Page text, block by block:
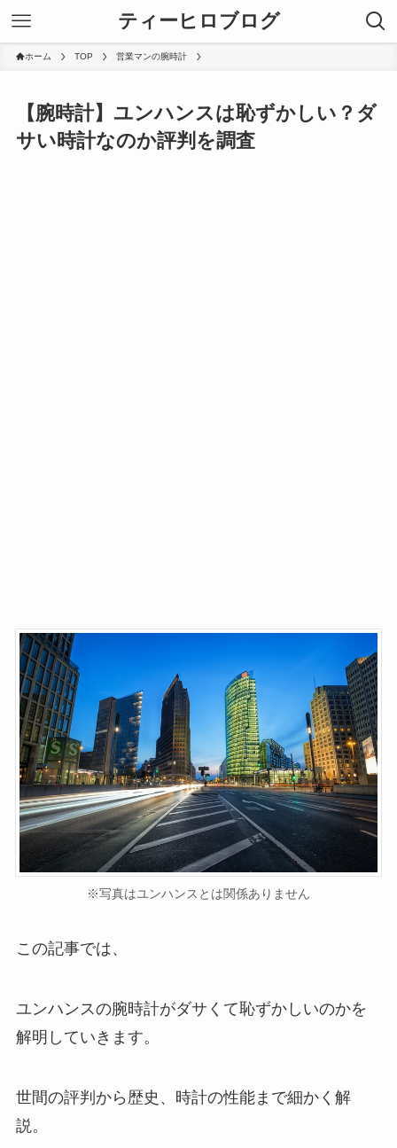
ティーヒロブログ
ホーム TOP 営業マンの腕時計
【腕時計】ユンハンスは恥ずかしい？ダ
サい時計なのか評判を調査
※写真はユンハンスとは関係ありません
この記事では、
ユンハンスの腕時計がダサくて恥ずかしいのかを
解明していきます。
世間の評判から歴史、時計の性能まで細かく解
説。